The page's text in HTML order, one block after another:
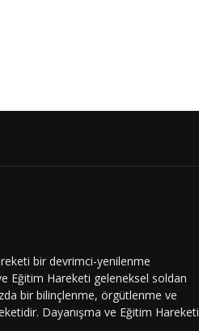
bir devrimci-yenilenme
Eğitim Hareketi geleneksel soldan
bir bilinçlenme, örgütlenme ve
Dayanışma ve Eğitim Hareketi